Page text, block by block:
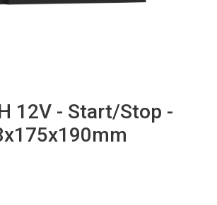
12V - Start/Stop -